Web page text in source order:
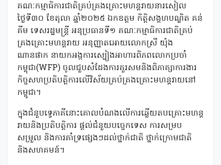
គណៈកម្មាធិការជាតិគ្រប់គ្រងគ្រោះមហន្តរាយនារសៀល
ថ្ងៃទី៣០ ខែតុលា ឆ្នាំ២០២៥ ឯកឧត្តម កិត្តិសង្គហបណ្ឌិត គន់
គីម ទេសរដ្ឋមន្ត្រី អនុប្រធានទី១ គណៈកម្មាធិការជាតិគ្រប់
គ្រងគ្រោះមហន្តរាយ អនុញ្ញាតអោយលោកស្រី យ៉ុង
ណានផាក នាយកអង្កការស្បៀងអាហារពិភពលោកប្រចាំ
កម្ពុជា(WFP) ចូលជួបសំដែងការគួរសមនិងពិភាគ្សាការងារ
កិច្ចសហប្រតិបត្តិការលើវិស័យគ្រប់គ្រងគ្រោះមហន្តរាយនៅ
កម្ពូជា។
ក្នុងជំនួបទ្វេភាគីនោះគោលបំណងលើការឆ្លើយតបគ្រោះមហន្ត
រាយនិងប្រតិបត្តិការ ផ្តល់ជំនួយបច្ចេកទេស ការសម្រប
សម្រួល និងការគាំទ្រផ្សេងៗដល់ថ្នាក់ជាតិ ថ្នាក់ក្រោមជាតិ
និងសហគមន៍។